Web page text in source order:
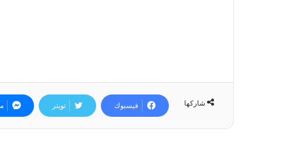
شاركها فيسبوك تويتر